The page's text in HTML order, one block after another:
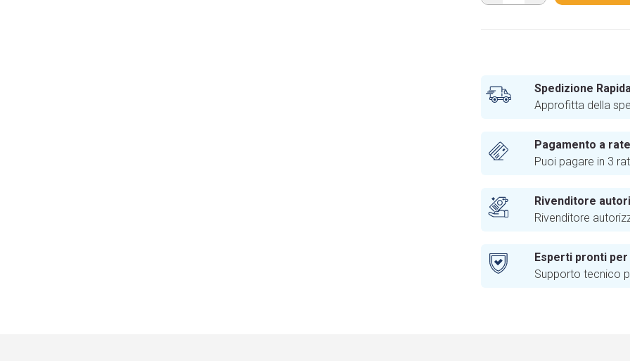
Spedizione
Approfitta della
Pagamento a rate
Puoi pagare in 3
Rivenditore
Rivenditore
Esperti pronti
Supporto tecnico